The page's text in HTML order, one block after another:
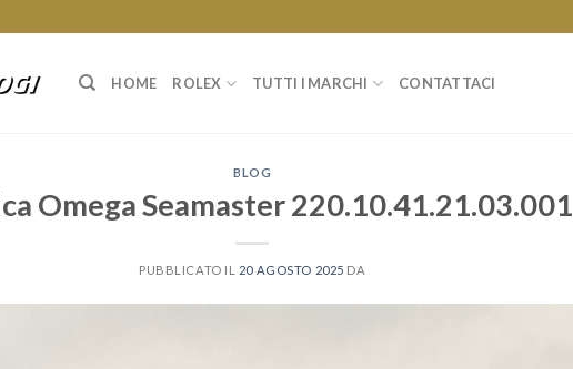
HOME ROLEX TUTTI I MARCHI CONTATTACI
BLOG
Omega Seamaster 220.10.41.21.03.001
PUBBLICATO IL 20 AGOSTO 2025 DA